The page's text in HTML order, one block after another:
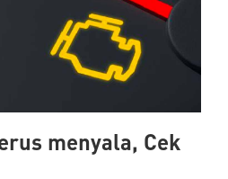
menyala, Cek